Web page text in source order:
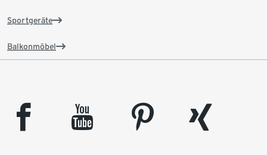
Sportgeräte
Balkonmöbel
facebook youtube pinterest
xing